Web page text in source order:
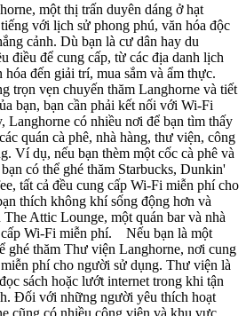
một thị trấn duyên dáng ở hạt
với lịch sử phong phú, văn hóa độc
cảnh. Dù bạn là cư dân hay du
điều để cung cấp, từ các địa danh lịch
đến giải trí, mua sắm và ẩm thực.
trọn vẹn chuyến thăm Langhorne và tiết
bạn, bạn cần phải kết nối với Wi-Fi
có nhiều nơi để bạn tìm thấy
quán cà phê, nhà hàng, thư viện, công
Ví dụ, nếu bạn thèm một cốc cà phê và
có thể ghé thăm Starbucks, Dunkin'
tất cả đều cung cấp Wi-Fi miễn phí cho
thích không khí sống động hơn và
The Attic Lounge, một quán bar và nhà
cấp Wi-Fi miễn phí. Nếu bạn là một
ghé thăm Thư viện Langhorne, nơi cung
phí cho người sử dụng. Thư viện là
sách hoặc lướt internet trong khi tận
Đối với những người yêu thích hoạt
cũng có nhiều công viên và khu vực